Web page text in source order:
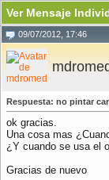
Ver Mensaje
09/07/2012, 17:46
Respuesta: no pintar
ok gracias.
Una cosa mas
¿Y cuando se usa el
Gracias de nuevo